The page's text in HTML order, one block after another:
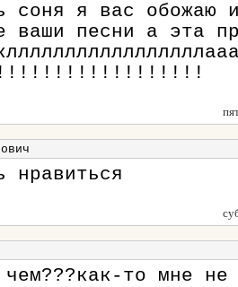
соня я вас обожаю
ваши песни а эта
нравиться
то мне не